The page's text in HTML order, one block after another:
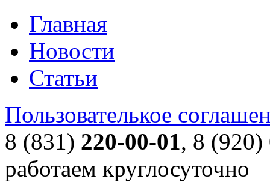
Главная
Новости
Статьи
Пользователькое
8 (831) 220-00-01, 8 (920)
работаем круглосуточно